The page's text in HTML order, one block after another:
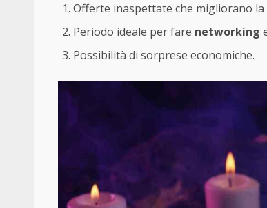
Offerte inaspettate che migliorano la
Periodo ideale per fare networking
Possibilità di sorprese economiche.